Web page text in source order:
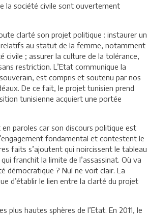
la société civile sont ouvertement
clarté son projet politique : instaurer un
relatifs au statut de la femme, notamment
civile ; assurer la culture de la tolérance,
restriction. L’Etat communique la
est compris et soutenu par nos
De ce fait, le projet tunisien prend
tunisienne acquiert une portée
paroles car son discours politique est
fondamental et contestent le
faits s’ajoutent qui noircissent le tableau
franchit la limite de l’assassinat. Où va
démocratique ? Nul ne voit clair. La
d’établir le lien entre la clarté du projet
hautes sphères de l’Etat. En 2011, le